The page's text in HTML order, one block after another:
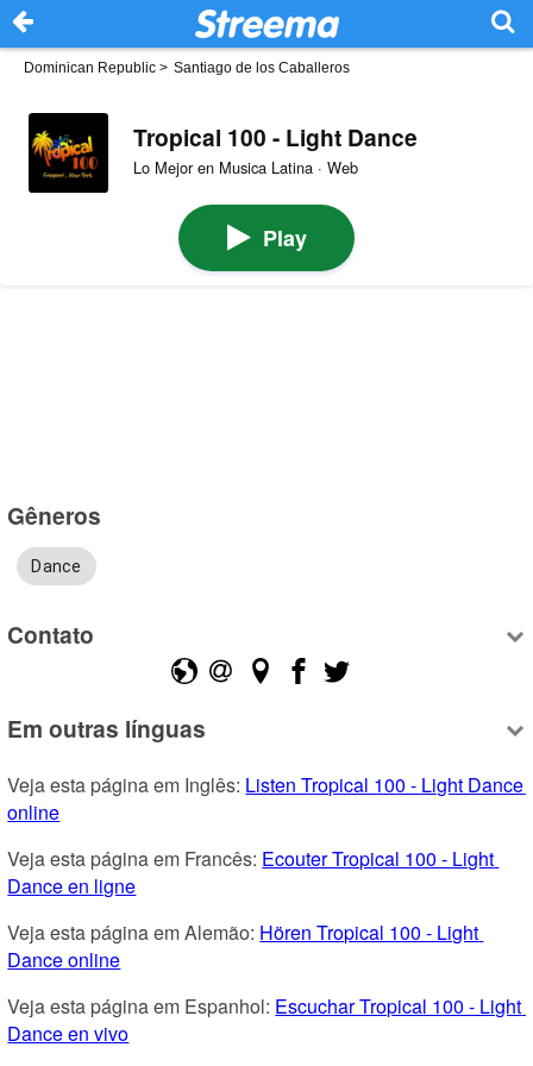
Dominican Republic > Santiago de los Caballeros
Tropical 100 - Light Dance
Lo Mejor en Musica Latina · Web
Play
Gêneros
Dance
Contato
Em outras línguas
Veja esta página em Inglês: Listen Tropical 100 - Light Dance
online
Veja esta página em Francês: Ecouter Tropical 100 - Light
Dance en ligne
Veja esta página em Alemão: Hören Tropical 100 - Light
Dance online
Veja esta página em Espanhol: Escuchar Tropical 100 - Light
Dance en vivo